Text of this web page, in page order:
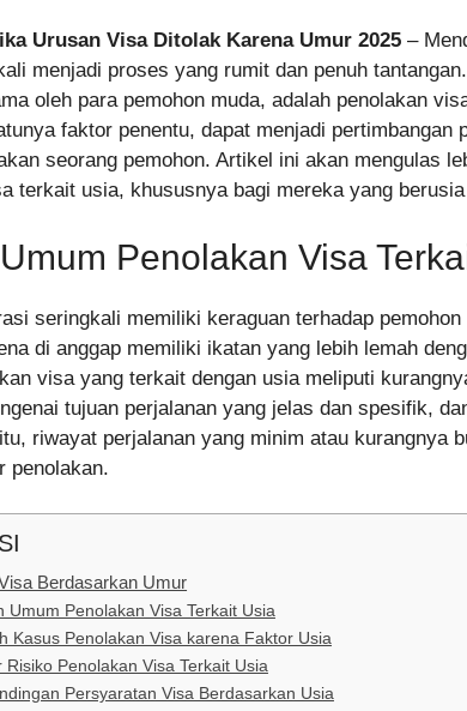
Urusan Visa Ditolak Karena Umur 2025 –
menjadi proses yang rumit dan penuh
oleh para pemohon muda, adalah penolakan
faktor penentu, dapat menjadi pertimbangan
seorang pemohon. Artikel ini akan mengulas
terkait usia, khususnya bagi mereka yang
Penolakan Visa
seringkali memiliki keraguan terhadap
di anggap memiliki ikatan yang lebih lemah
visa yang terkait dengan usia meliputi
tujuan perjalanan yang jelas dan spesifik,
riwayat perjalanan yang minim atau kurangnya
penolakan.
Berdasarkan Umur
Umum Penolakan Visa Terkait Usia
Kasus Penolakan Visa karena Faktor Usia
Risiko Penolakan Visa Terkait Usia
Persyaratan Visa Berdasarkan Usia